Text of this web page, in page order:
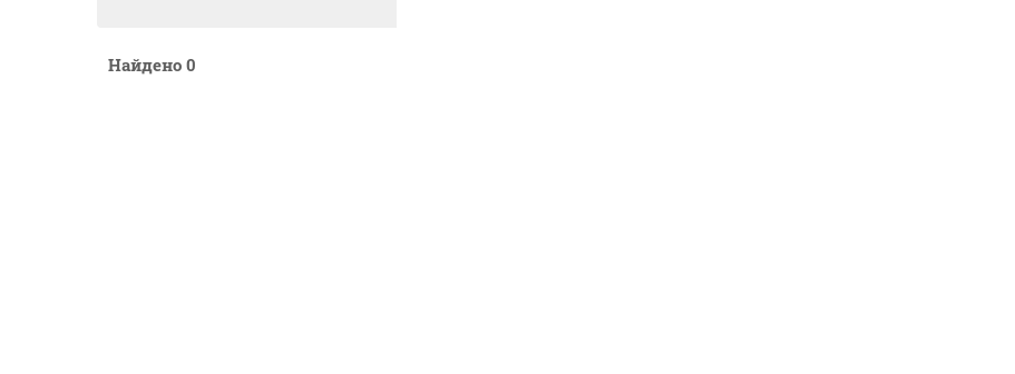
Найдено 0